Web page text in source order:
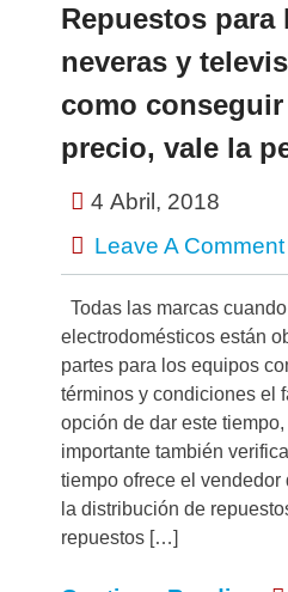
Repuestos para
neveras y
como
precio, vale la
4 Abril, 2018
Leave A Comment
Todas las marcas
electrodomésticos están
partes para los equipos
términos y condiciones el
opción de dar este
importante también
tiempo ofrece el
la distribución de
repuestos […]